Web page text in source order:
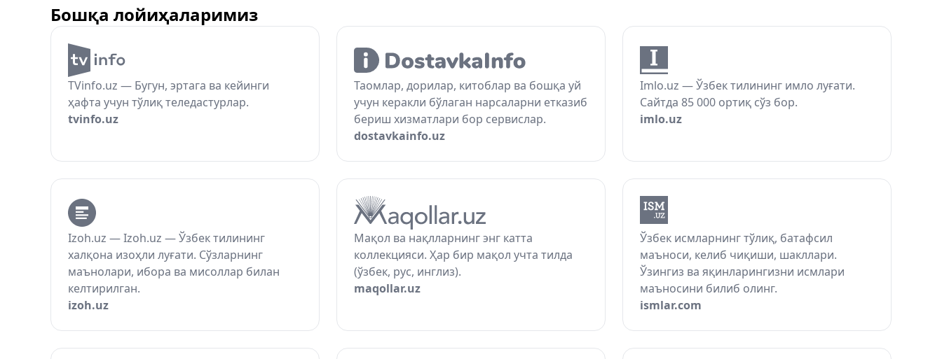
Бошқа лойиҳаларимиз
TVinfo.uz — Бугун, эртага ва кейинги
ҳафта учун тўлиқ теледастурлар.
tvinfo.uz
Таомлар, дорилар, китоблар ва бошқа уй
учун керакли бўлаган нарсаларни етказиб
бериш хизматлари бор сервислар.
dostavkainfo.uz
Imlo.uz — Ўзбек тилининг имло луғати.
Сайтда 85 000 ортиқ сўз бор.
imlo.uz
Izoh.uz — Izoh.uz — Ўзбек тилининг
халқона изоҳли луғати. Сўзларнинг
маънолари, ибора ва мисоллар билан
келтирилган.
izoh.uz
Мақол ва нақлларнинг энг катта
коллекцияси. Ҳар бир мақол учта тилда
(ўзбек, рус, инглиз).
maqollar.uz
Ўзбек исмларнинг тўлиқ, батафсил
маъноси, келиб чиқиши, шакллари.
Ўзингиз ва яқинларингизни исмлари
маъносини билиб олинг.
ismlar.com